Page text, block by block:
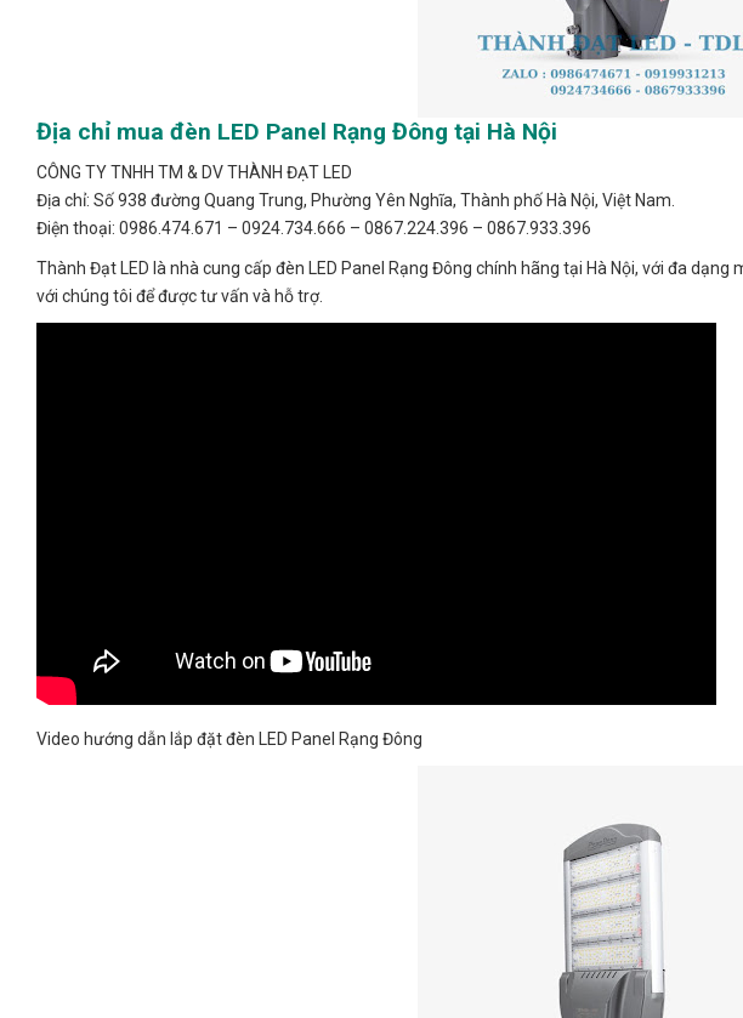
Địa chỉ mua đèn LED Panel Rạng Đông tại Hà Nội
CÔNG TY TNHH TM & DV THÀNH ĐẠT LED
Địa chỉ: Số 938 đường Quang Trung, Phường Yên Nghĩa, Thành phố Hà Nội, Việt Nam.
Điện thoại: 0986.474.671 – 0924.734.666 – 0867.224.396 – 0867.933.396
Thành Đạt LED là nhà cung cấp đèn LED Panel Rạng Đông chính hãng tại Hà Nội, với đa
với chúng tôi để được tư vấn và hỗ trợ.
Video hướng dẫn lắp đặt đèn LED Panel Rạng Đông